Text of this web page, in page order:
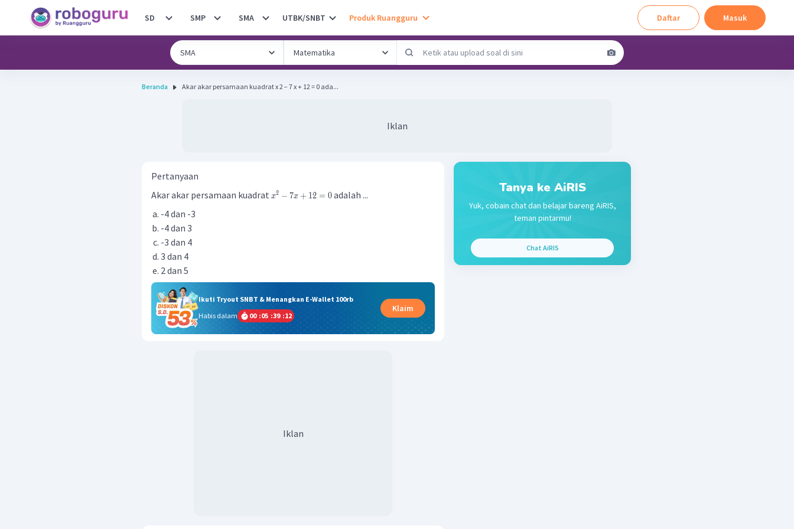
SD SMP SMA UTBK/SNBT Produk Ruangguru Daftar Masuk
Beranda Akar akar persamaan kuadrat x 2 − 7 x + 12 = 0 ada...
Iklan
Pertanyaan
Akar akar persamaan kuadrat x2 − 7x + 12 = 0adalah ...
-4 dan -3
-4 dan 3
-3 dan 4
3 dan 4
2 dan 5
Ikuti Tryout SNBT & Menangkan E-Wallet 100rb
Habis dalam
00 :05 :39 :12
Klaim
Iklan
Tanya ke AiRIS
Yuk, cobain chat dan belajar bareng AiRIS,
teman pintarmu!
Chat AiRIS